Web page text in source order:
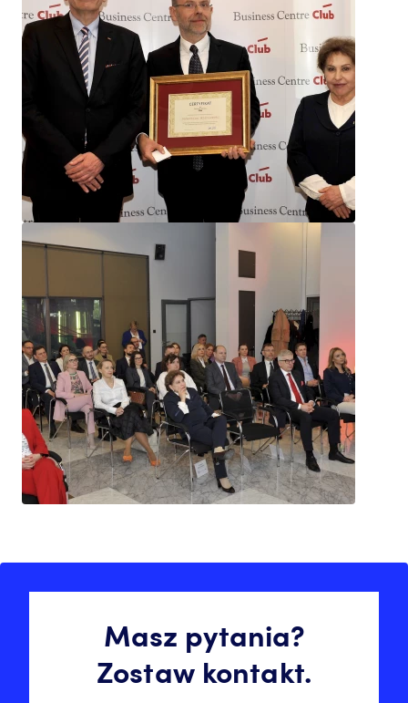
Masz pytania?
Zostaw kontakt.